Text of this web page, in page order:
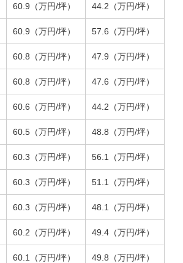
60.9（万円/坪） 44.2（万円/坪）
60.9（万円/坪） 57.6（万円/坪）
60.8（万円/坪） 47.9（万円/坪）
60.8（万円/坪） 47.6（万円/坪）
60.6（万円/坪） 44.2（万円/坪）
60.5（万円/坪） 48.8（万円/坪）
60.3（万円/坪） 56.1（万円/坪）
60.3（万円/坪） 51.1（万円/坪）
60.3（万円/坪） 48.1（万円/坪）
60.2（万円/坪） 49.4（万円/坪）
60.1（万円/坪） 49.8（万円/坪）